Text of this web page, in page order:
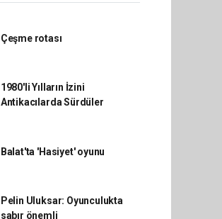
Çeşme rotası
1980'li Yılların İzini
Antikacılarda Sürdüler
Balat'ta 'Hasiyet' oyunu
Pelin Uluksar: Oyunculukta
sabır önemli